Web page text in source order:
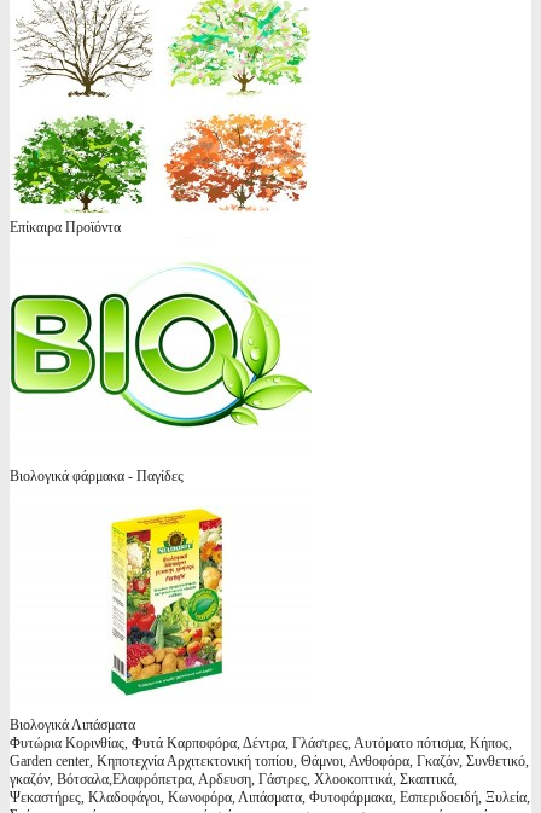
Επίκαιρα Προϊόντα
Βιολογικά φάρμακα - Παγίδες
Βιολογικά Λιπάσματα
Φυτώρια Κορινθίας, Φυτά Καρποφόρα, Δέντρα, Γλάστρες, Αυτόματο πότισμα, Κήπος,
Garden center, Κηποτεχνία Αρχιτεκτονική τοπίου, Θάμνοι, Ανθοφόρα, Γκαζόν, Συνθετικό,
γκαζόν, Βότσαλα,Ελαφρόπετρα, Αρδευση, Γάστρες, Χλοοκοπτικά, Σκαπτικά,
Ψεκαστήρες, Κλαδοφάγοι, Κωνοφόρα, Λιπάσματα, Φυτοφάρμακα, Εσπεριδοειδή, Ξυλεία,